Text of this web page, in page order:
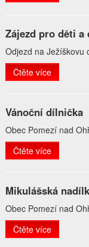
Zájezd pro děti a
Odjezd na Ježíškovu
Čtěte více
Vánoční dílnička
Obec Pomezí nad
Čtěte více
Mikulášská
Obec Pomezí nad
Čtěte více